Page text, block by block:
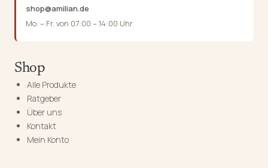
shop@amilian.de
Mo. – Fr. von 07:00 – 14:00 Uhr
Shop
Alle Produkte
Ratgeber
Über uns
Kontakt
Mein Konto